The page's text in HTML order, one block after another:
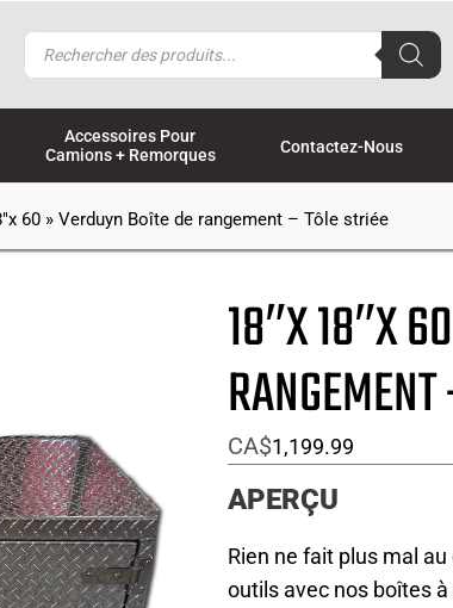
Recherche
de
produits
Accessoires Pour
Camions + Remorques
Contactez-Nous
60 » Verduyn Boîte de rangement – Tôle striée
18″X 18″X
CA$1,199.99
APERÇU
Rien ne fait plus mal au
outils avec nos boîtes